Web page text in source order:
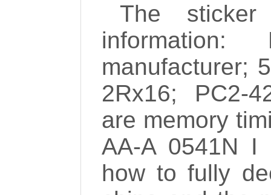
The
manufacturer;
2Rx16; PC2-
are memory
AA-A 0541N I
how to fully